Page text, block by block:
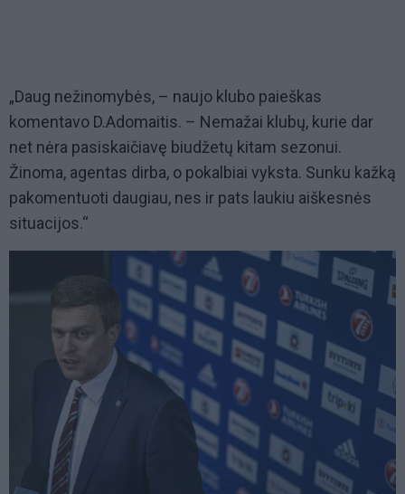
„Daug nežinomybės, – naujo klubo paieškas
komentavo D.Adomaitis. – Nemažai klubų, kurie dar
net nėra pasiskaičiavę biudžetų kitam sezonui.
Žinoma, agentas dirba, o pokalbiai vyksta. Sunku kažką
pakomentuoti daugiau, nes ir pats laukiu aiškesnės
situacijos.“